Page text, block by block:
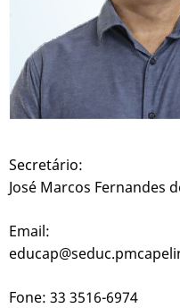
Secretário:
José Marcos Fernandes
Email:
Fone: 33 3516-6974